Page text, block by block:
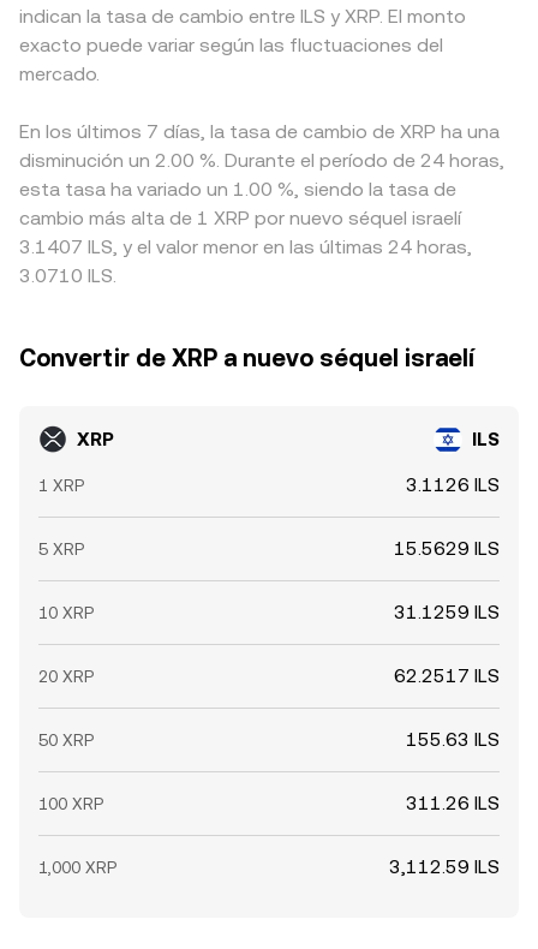
indican la tasa de cambio entre ILS y XRP. El monto
exacto puede variar según las fluctuaciones del
mercado.
En los últimos 7 días, la tasa de cambio de XRP ha una
disminución un 2.00 %. Durante el período de 24 horas,
esta tasa ha variado un 1.00 %, siendo la tasa de
cambio más alta de 1 XRP por nuevo séquel israelí
3.1407 ILS, y el valor menor en las últimas 24 horas,
3.0710 ILS.
Convertir de XRP a nuevo séquel israelí
XRP ILS
1 XRP 3.1126 ILS
5 XRP 15.5629 ILS
10 XRP 31.1259 ILS
20 XRP 62.2517 ILS
50 XRP 155.63 ILS
100 XRP 311.26 ILS
1,000 XRP 3,112.59 ILS